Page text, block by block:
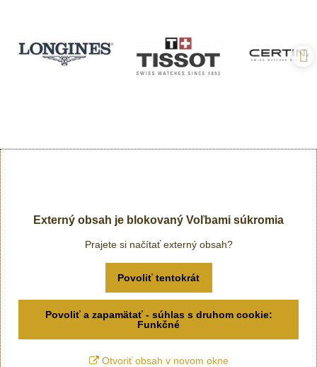
Externý obsah je blokovaný Voľbami súkromia
Prajete si načítať externý obsah?
Povoliť tentokrát
Povoliť a zapamätať - súhlas s druhom cookie:
Funkčné
Otvoriť obsah v novom okne